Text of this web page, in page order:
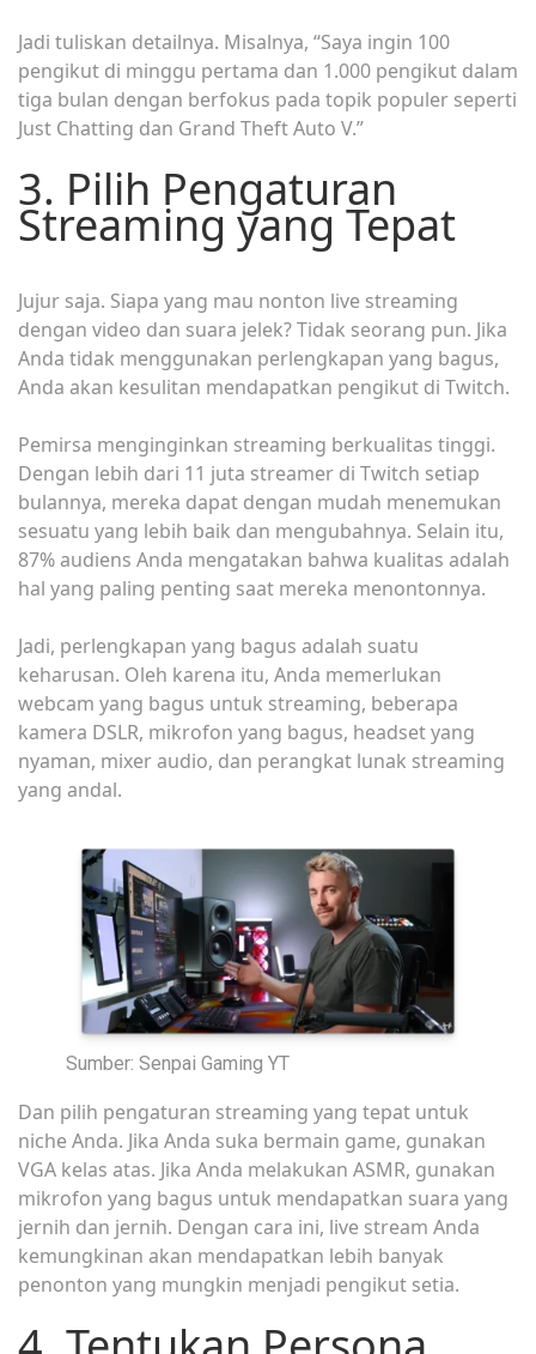
Jadi tuliskan detailnya. Misalnya, “Saya ingin 100
pengikut di minggu pertama dan 1.000 pengikut dalam
tiga bulan dengan berfokus pada topik populer seperti
Just Chatting dan Grand Theft Auto V.”
3. Pilih Pengaturan
Streaming yang Tepat
Jujur saja. Siapa yang mau nonton live streaming
dengan video dan suara jelek? Tidak seorang pun. Jika
Anda tidak menggunakan perlengkapan yang bagus,
Anda akan kesulitan mendapatkan pengikut di Twitch.
Pemirsa menginginkan streaming berkualitas tinggi.
Dengan lebih dari 11 juta streamer di Twitch setiap
bulannya, mereka dapat dengan mudah menemukan
sesuatu yang lebih baik dan mengubahnya. Selain itu,
87% audiens Anda mengatakan bahwa kualitas adalah
hal yang paling penting saat mereka menontonnya.
Jadi, perlengkapan yang bagus adalah suatu
keharusan. Oleh karena itu, Anda memerlukan
webcam yang bagus untuk streaming, beberapa
kamera DSLR, mikrofon yang bagus, headset yang
nyaman, mixer audio, dan perangkat lunak streaming
yang andal.
Sumber: Senpai Gaming YT
Dan pilih pengaturan streaming yang tepat untuk
niche Anda. Jika Anda suka bermain game, gunakan
VGA kelas atas. Jika Anda melakukan ASMR, gunakan
mikrofon yang bagus untuk mendapatkan suara yang
jernih dan jernih. Dengan cara ini, live stream Anda
kemungkinan akan mendapatkan lebih banyak
penonton yang mungkin menjadi pengikut setia.